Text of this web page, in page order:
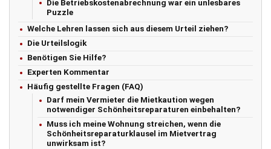
Die Betriebskostenabrechnung war ein unlesbares
Puzzle
Welche Lehren lassen sich aus diesem Urteil ziehen?
Die Urteilslogik
Benötigen Sie Hilfe?
Experten Kommentar
Häufig gestellte Fragen (FAQ)
Darf mein Vermieter die Mietkaution wegen
notwendiger Schönheitsreparaturen einbehalten?
Muss ich meine Wohnung streichen, wenn die
Schönheitsreparaturklausel im Mietvertrag
unwirksam ist?